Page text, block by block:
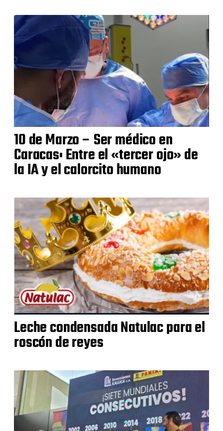
10 de Marzo – Ser médico en
Caracas: Entre el «tercer ojo» de
la IA y el calorcito humano
Leche condensada Natulac para el
roscón de reyes